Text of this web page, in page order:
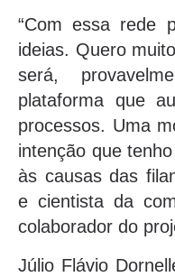
“Com essa rede
ideias. Quero
será,
plataforma que
processos. Uma
intenção que
às causas das
e cientista da
colaborador do
Júlio Flávio